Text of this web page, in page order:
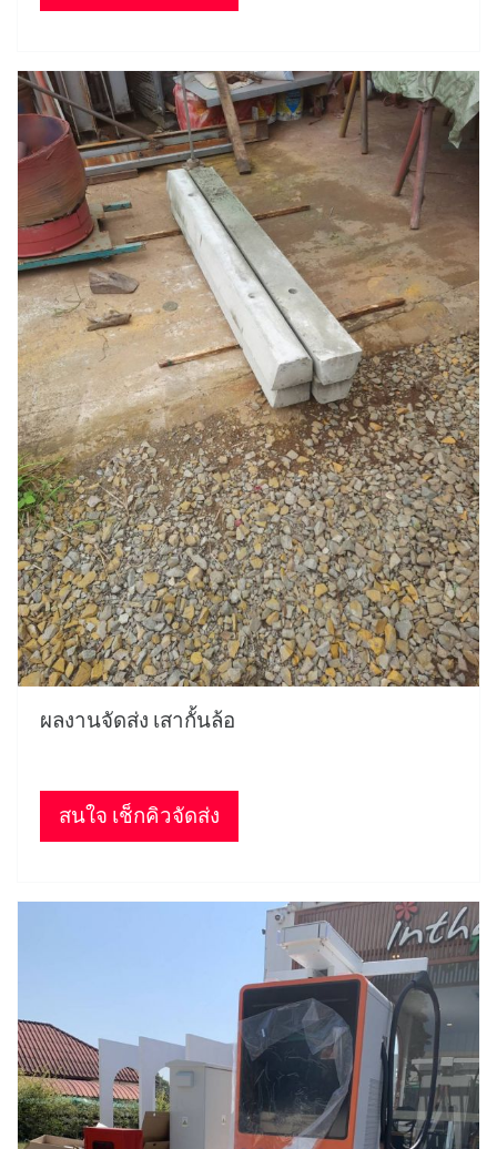
ผลงานจัดส่ง เสากั้นล้อ
สนใจ เช็กคิวจัดส่ง